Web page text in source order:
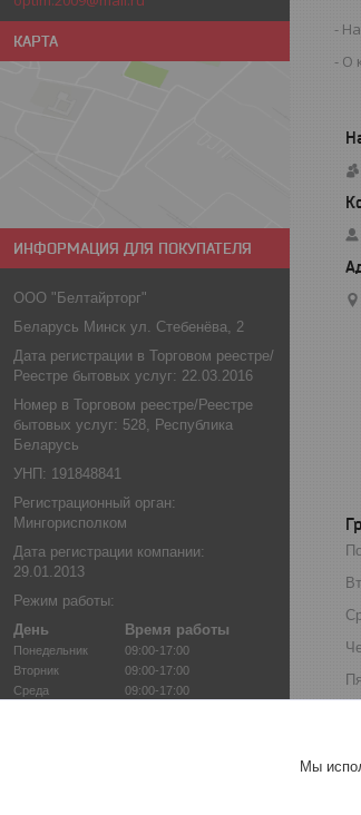
КАРТА
ИНФОРМАЦИЯ ДЛЯ ПОКУПАТЕЛЯ
ООО "Белтайрторг"
Беларусь Минск ул. Стебенёва, 2
Дата регистрации в Торговом реестре/
Реестре бытовых услуг: 22.03.2016
Номер в Торговом реестре/Реестре
бытовых услуг: 528, Республика
Беларусь
УНП: 191848841
Регистрационный орган:
Мингорисполком
Дата регистрации компании:
29.01.2013
Режим работы:
День
Время работы
Понедельник
09:00-17:00
Вторник
09:00-17:00
Среда
09:00-17:00
О
Мы